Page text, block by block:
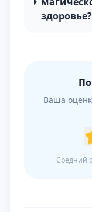
здоровье?
Ваша
Средний